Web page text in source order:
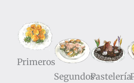
Primeros
SegundosPastelería